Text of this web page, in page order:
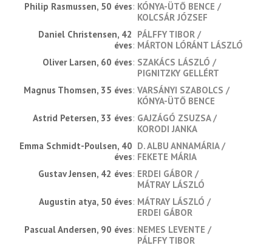
Philip Rasmussen, 50 éves KÓNYA-ÜTŐ BENCE
KOLCSÁR JÓZSEF
Daniel Christensen, 42
éves
PÁLFFY TIBOR
MÁRTON LÓRÁNT LÁSZLÓ
Oliver Larsen, 60 éves SZAKÁCS LÁSZLÓ
PIGNITZKY GELLÉRT
Magnus Thomsen, 35 éves VARSÁNYI SZABOLCS
KÓNYA-ÜTŐ BENCE
Astrid Petersen, 33 éves GAJZÁGÓ ZSUZSA
KORODI JANKA
Emma Schmidt-Poulsen, 40
éves
D. ALBU ANNAMÁRIA
FEKETE MÁRIA
Gustav Jensen, 42 éves ERDEI GÁBOR
MÁTRAY LÁSZLÓ
Augustin atya, 50 éves MÁTRAY LÁSZLÓ
ERDEI GÁBOR
Pascual Andersen, 90 éves NEMES LEVENTE
PÁLFFY TIBOR